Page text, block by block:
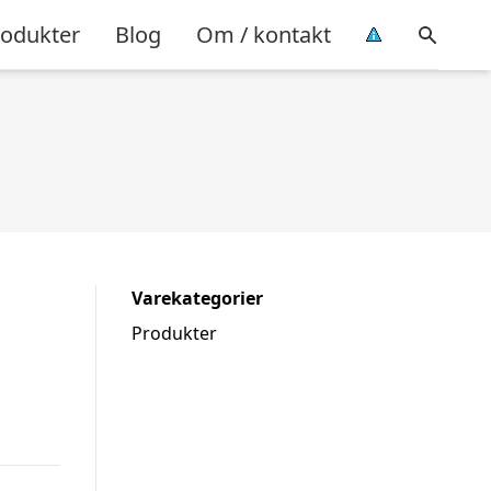
Blog Om / kontakt
Varekategorier
Produkter